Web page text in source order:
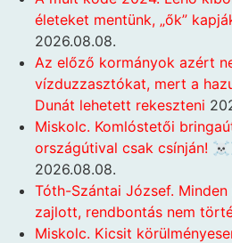
életeket mentünk, „ők”
2026.08.08.
Az előző kormányok azért
vízduzzasztókat, mert a
Dunát lehetett rekeszteni
Miskolc. Komlóstetői
országútival csak
2026.08.08.
Tóth-Szántai József. Minden
zajlott, rendbontás nem
Miskolc. Kicsit